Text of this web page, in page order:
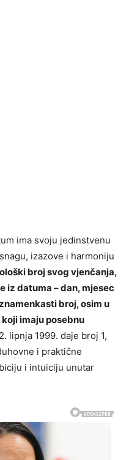
ima svoju jedinstvenu
izazove i harmoniju
broj svog vjenčanja,
iz datuma – dan, mjesec
broj, osim u
imaju posebnu
lipnja 1999. daje broj 1,
i praktične
i intuiciju unutar